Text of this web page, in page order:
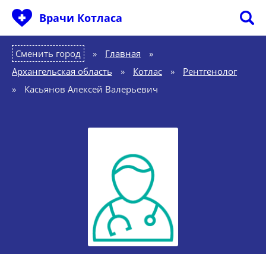
Врачи Котласа
Сменить город Главная
»
Архангельская область
» Котлас »
Рентгенолог
»
Касьянов Алексей Валерьевич